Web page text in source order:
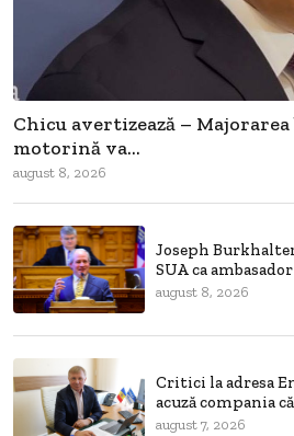
Chicu avertizează – Majorarea
motorină va...
august 8, 2026
Joseph
SUA ca
august 8, 2026
Critici la adresa
acuză compania
august 7, 2026